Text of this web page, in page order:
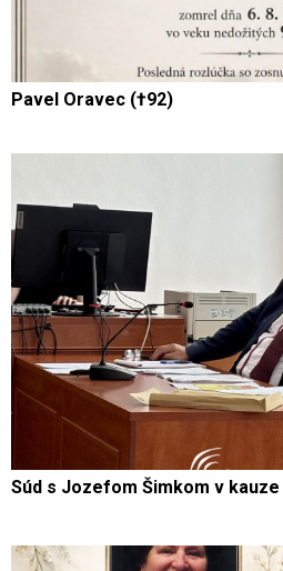
Pavel Oravec (†92)
Súd s Jozefom Šimkom v